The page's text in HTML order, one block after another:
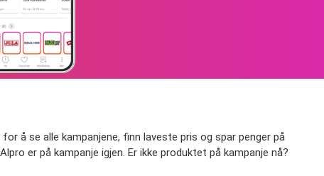
å se alle kampanjene, finn laveste pris og spar penger på
er på kampanje igjen. Er ikke produktet på kampanje nå?